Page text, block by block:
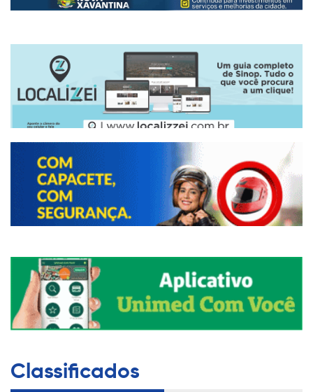
Classificados